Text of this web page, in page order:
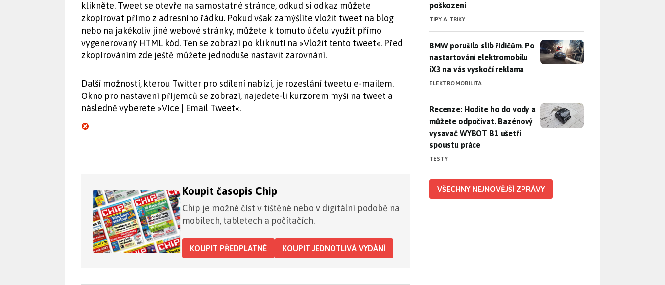
klikněte. Tweet se otevře na samostatné stránce, odkud si odkaz můžete
zkopírovat přímo z adresního řádku. Pokud však zamýšlíte vložit tweet na blog
nebo na jakékoliv jiné webové stránky, můžete k tomuto účelu využít přímo
vygenerovaný HTML kód. Ten se zobrazí po kliknutí na »Vložit tento tweet«. Před
zkopírováním zde ještě můžete jednoduše nastavit zarovnání.
Další možností, kterou Twitter pro sdílení nabízí, je rozeslání tweetu e-mailem.
Okno pro nastavení příjemců se zobrazí, najedete-li kurzorem myši na tweet a
následně vyberete »Více | Email Tweet«.
Koupit časopis Chip
Chip je možné číst v tištěné nebo v digitální podobě na
mobilech, tabletech a počítačích.
KOUPIT PŘEDPLATNÉ KOUPIT JEDNOTLIVÁ VYDÁNÍ
poškození
TIPY A TRIKY
BMW porušilo slib řidičům. Po nastartování elektromobilu iX3 na
BMW porušilo slib řidičům. Po
nastartování elektromobilu
iX3 na vás vyskočí reklama
ELEKTROMOBILITA
Recenze: Hodíte ho do vody a můžete odpočívat. Bazénový
Recenze: Hodíte ho do vody a
můžete odpočívat. Bazénový
vysavač WYBOT B1 ušetří
spoustu práce
TESTY
VŠECHNY NEJNOVĚJŠÍ ZPRÁVY